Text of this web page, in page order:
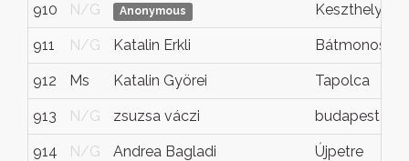
910 N/G Anonymous Keszthely
911 N/G Katalin Erkli Bátmonostor
912 Ms Katalin Györei Tapolca
913 N/G zsuzsa váczi budapest
914 N/G Andrea Bagladi Újpetre